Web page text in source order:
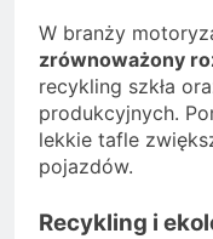
W branży
zrównoważony
recykling szkła
produkcyjnych.
lekkie tafle
pojazdów.
Recykling i